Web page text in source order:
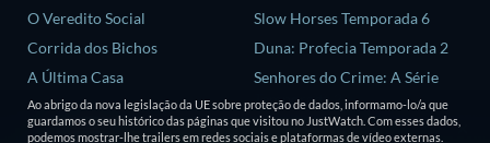
O Veredito Social
Corrida dos Bichos
A Última Casa
Animais
Slow Horses Temporada 6
Duna: Profecia Temporada 2
Senhores do Crime: A Série
Temporada 2
Love is Blind: Reino Unido
Ao abrigo da nova legislação da UE sobre proteção de dados, informamo-lo/a que
guardamos o seu histórico das páginas que visitou no JustWatch. Com esses dados,
podemos mostrar-lhe trailers em redes sociais e plataformas de vídeo externas.